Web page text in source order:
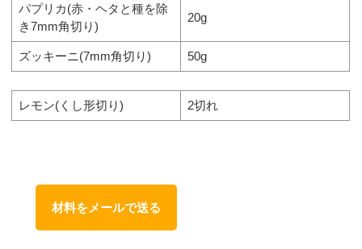
パプリカ(赤・ヘタと種を除
き7mm角切り)
20g
ズッキーニ(7mm角切り) 50g
レモン(くし形切り) 2切れ
材料をメールで送る